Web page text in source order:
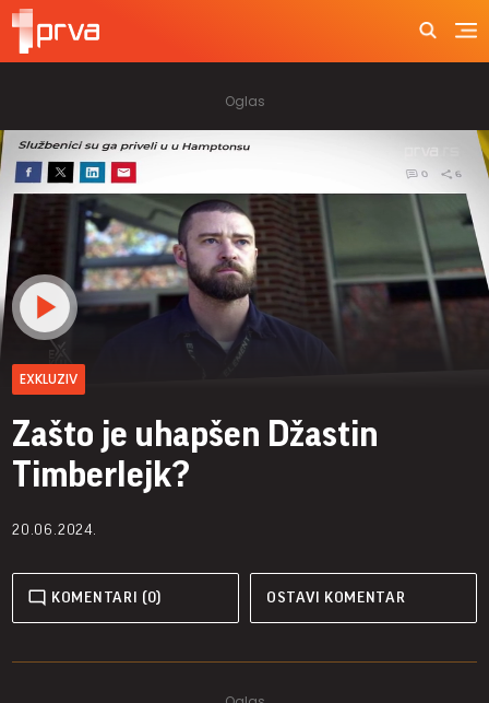
EXKLUZIV
Zašto je uhapšen Džastin
Timberlejk?
20.06.2024.
KOMENTARI (0) OSTAVI KOMENTAR